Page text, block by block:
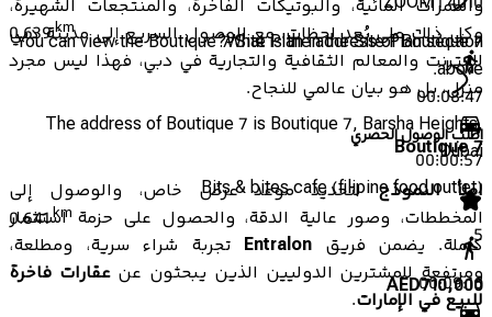
والممرات المائية، والبوتيكات الفاخرة، والمنتجعات الشهيرة،
وكل ذلك على بُعد لحظات. مع الوصول السريع إلى مدينة دبي
للإنترنت والمعالم الثقافية والتجارية في دبي، فهذا ليس مجرد
منزل، بل هو بيان عالمي للنجاح.
اطلب الوصول الحصري
املأ النموذجلتحديد موعد عرض خاص، والوصول إلى
المخططات، وصور عالية الدقة، والحصول على حزمة استثمار
كاملة. يضمن فريقEntralon تجربة شراء سرية، ومطلعة،
ومرتفعة للمشترين الدوليين الذين يبحثون عنعقارات فاخرة
للبيع في الإمارات.
0.639km
00:08:47
00:00:57
Bits & bites cafe (filipino food outlet)
0.641km
00:09:16
You can view the Boutique 7 Site Plan in the Site Plan section
above.
What is the address of Boutique 7?
The address of Boutique 7 is Boutique 7, Barsha Heights,
Dubai.
Boutique 7
5
AED710,000